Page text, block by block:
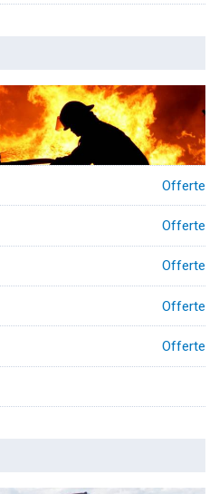
Offerte
Offerte
Offerte
Offerte
Offerte